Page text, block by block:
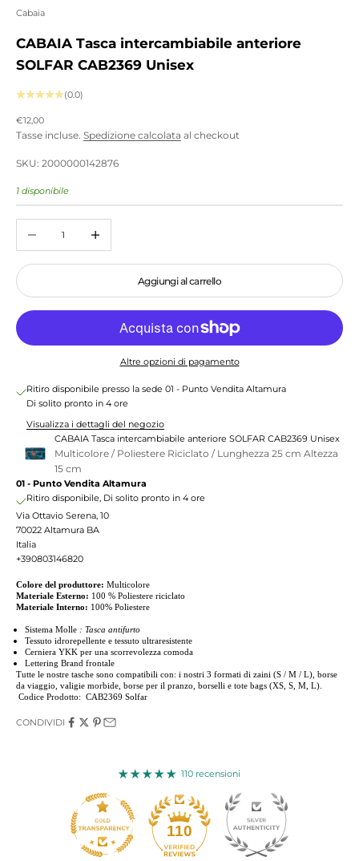
Cabaia
CABAIA Tasca intercambiabile anteriore
SOLFAR CAB2369 Unisex
(0.0)
Prezzo scontato
€12,00
Tasse incluse. Spedizione calcolata al checkout
SKU: 2000000142876
1 disponibile
Aggiungi al carrello
Altre opzioni di pagamento
Ritiro disponibile presso la sede 01 - Punto Vendita Altamura
Di solito pronto in 4 ore
Visualizza i dettagli del negozio
CABAIA Tasca intercambiabile anteriore SOLFAR CAB2369 Unisex
Multicolore / Poliestere Riciclato / Lunghezza 25 cm Altezza
15 cm
01 - Punto Vendita Altamura
Ritiro disponibile, Di solito pronto in 4 ore
Via Ottavio Serena, 10
70022 Altamura BA
Italia
+390803146820
Colore del produttore: Multicolore
Materiale Esterno: 100 % Poliestere riciclato
Materiale Interno: 100% Poliestere
Sistema Molle : Tasca antifurto
Tessuto idrorepellente e tessuto ultraresistente
Cerniera YKK per una scorrevolezza comoda
Lettering Brand frontale
Tutte le nostre tasche sono compatibili con: i nostri 3 formati di zaini (S / M / L), borse
da viaggio, valigie morbide, borse per il pranzo, borselli e tote bags (XS, S, M, L).
Codice Prodotto: CAB2369 Solfar
CONDIVIDI
110 recensioni
110